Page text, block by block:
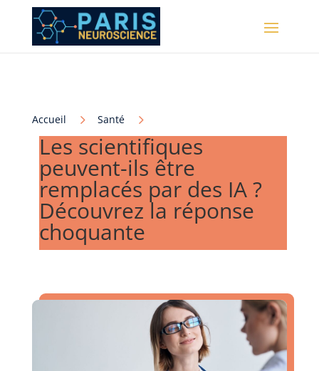
Accueil 5 Santé 5
Les scientifiques
peuvent-ils être
remplacés par des IA ?
Découvrez la réponse
choquante